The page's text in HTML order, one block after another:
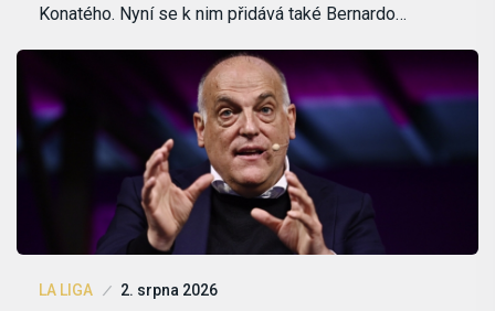
Konatého. Nyní se k nim přidává také Bernardo…
LA LIGA 2. srpna 2026